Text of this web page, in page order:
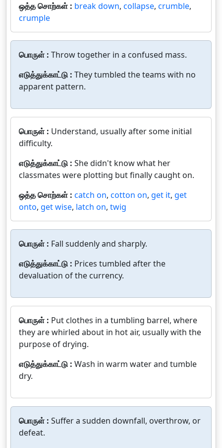
ஒத்த சொற்கள் : break down, collapse, crumble,
crumple
பொருள் : Throw together in a confused mass.
எடுத்துக்காட்டு : They tumbled the teams with no
apparent pattern.
பொருள் : Understand, usually after some initial
difficulty.
எடுத்துக்காட்டு : She didn't know what her
classmates were plotting but finally caught on.
ஒத்த சொற்கள் : catch on, cotton on, get it, get
onto, get wise, latch on, twig
பொருள் : Fall suddenly and sharply.
எடுத்துக்காட்டு : Prices tumbled after the
devaluation of the currency.
பொருள் : Put clothes in a tumbling barrel, where
they are whirled about in hot air, usually with the
purpose of drying.
எடுத்துக்காட்டு : Wash in warm water and tumble
dry.
பொருள் : Suffer a sudden downfall, overthrow, or
defeat.